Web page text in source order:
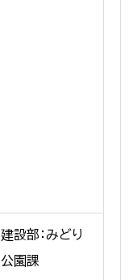
建設部：みどり
公園課